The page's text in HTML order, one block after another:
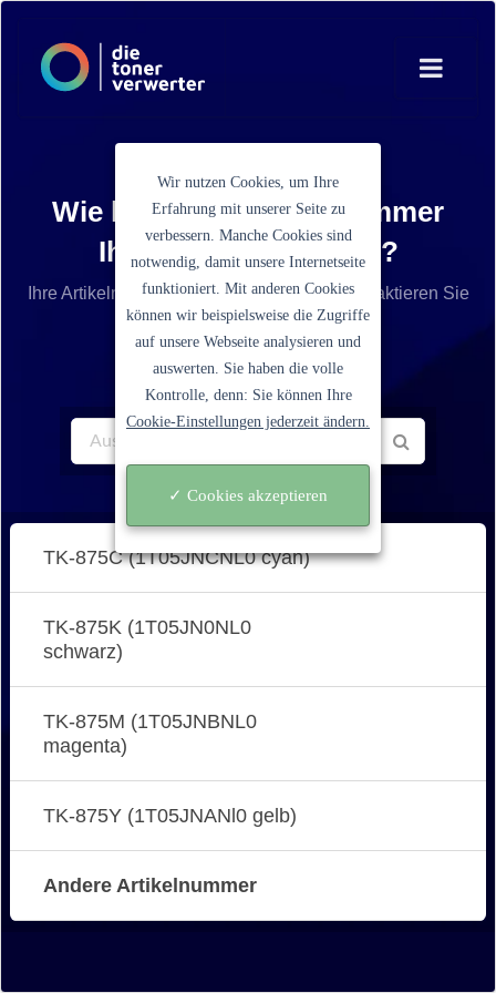
Wie lautet die Artikelnummer
Ihrer Tonerkartusche?
Ihre Artikelnummer ist nicht aufgelistet? Kontaktieren Sie
unseren Service.
TK-875C (1T05JNCNL0 cyan)
TK-875K (1T05JN0NL0
schwarz)
TK-875M (1T05JNBNL0
magenta)
TK-875Y (1T05JNANl0 gelb)
Andere Artikelnummer
Wir nutzen Cookies, um Ihre
Erfahrung mit unserer Seite zu
verbessern. Manche Cookies sind
notwendig, damit unsere Internetseite
funktioniert. Mit anderen Cookies
können wir beispielsweise die Zugriffe
auf unsere Webseite analysieren und
auswerten. Sie haben die volle
Kontrolle, denn: Sie können Ihre
Cookie-Einstellungen jederzeit ändern.
✓ Cookies akzeptieren